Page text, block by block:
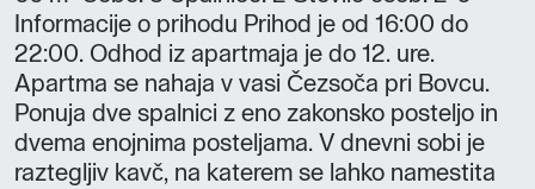
Informacije o prihodu Prihod je od 16:00 do
22:00. Odhod iz apartmaja je do 12. ure.
Apartma se nahaja v vasi Čezsoča pri Bovcu.
Ponuja dve spalnici z eno zakonsko posteljo in
dvema enojnima posteljama. V dnevni sobi je
raztegljiv kavč, na katerem se lahko namestita